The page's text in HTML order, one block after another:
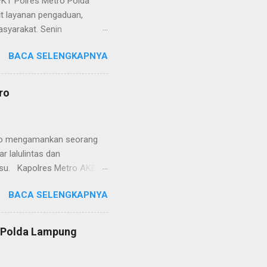
layanan pengaduan,
Senin
Kapolres Metro AKBP
memberikan
baik informasi
ketika telah
BACA SELENGKAPNYA
mengamankan seorang
lalulintas dan
Kapolres Metro AKBP
Taqwa, Jalan AH
Polres Metro
tepatnya di TL Taqwa
bongkar muat tepung
BACA SELENGKAPNYA
Lampung